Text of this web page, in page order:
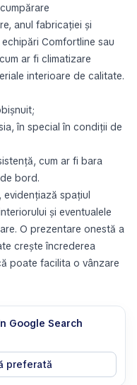
anul fabricației și
Comfortline sau
ar fi climatizare
interioare de calitate.
în special în condiții de
cum ar fi bara
bord.
evidențiază spațiul
și eventualele
O prezentare onestă a
crește încrederea
poate facilita o vânzare
Google Search
preferată